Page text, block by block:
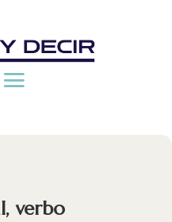
verbo